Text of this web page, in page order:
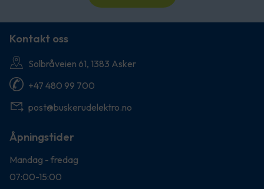
Kontakt oss
Solbråveien 61, 1383 Asker
+47 480 99 700
post@buskerudelektro.no
Åpningstider
Mandag - fredag
07:00-15:00